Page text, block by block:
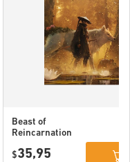
Beast of
Reincarnation
$35,95